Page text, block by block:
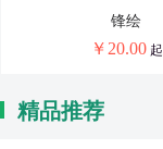
锋绘
￥ 20.00起
精品推荐